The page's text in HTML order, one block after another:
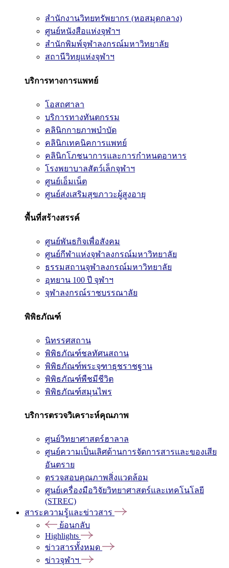
สำนักงานวิทยทรัพยากร (หอสมุดกลาง)
ศูนย์หนังสือแห่งจุฬาฯ
สำนักพิมพ์จุฬาลงกรณ์มหาวิทยาลัย
สถานีวิทยุแห่งจุฬาฯ
บริการทางการแพทย์
โอสถศาลา
บริการทางทันตกรรม
คลินิกกายภาพบำบัด
คลินิกเทคนิคการแพทย์
คลินิกโภชนาการและการกำหนดอาหาร
โรงพยาบาลสัตว์เล็กจุฬาฯ
ศูนย์เอ็มเน็ต
ศูนย์ส่งเสริมสุขภาวะผู้สูงอายุ
พื้นที่สร้างสรรค์
ศูนย์พันธกิจเพื่อสังคม
ศูนย์กีฬาแห่งจุฬาลงกรณ์มหาวิทยาลัย
ธรรมสถานจุฬาลงกรณ์มหาวิทยาลัย
อุทยาน 100 ปี จุฬาฯ
จุฬาลงกรณ์ราชบรรณาลัย
พิพิธภัณฑ์
นิทรรศสถาน
พิพิธภัณฑ์ชลทัศนสถาน
พิพิธภัณฑ์พระจุฑาธุชราชฐาน
พิพิธภัณฑ์พืชมีชีวิต
พิพิธภัณฑ์สมุนไพร
บริการตรวจวิเคราะห์คุณภาพ
ศูนย์วิทยาศาสตร์ฮาลาล
ศูนย์ความเป็นเลิศด้านการจัดการสารและของเสีย
อันตราย
ตรวจสอบคุณภาพสิ่งแวดล้อม
ศูนย์เครื่องมือวิจัยวิทยาศาสตร์และเทคโนโลยี
(STREC)
สาระความรู้และข่าวสาร
ย้อนกลับ
Highlights
ข่าวสารทั้งหมด
ข่าวจุฬาฯ